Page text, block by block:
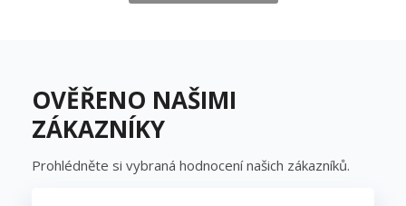
OVĚŘENO NAŠIMI
ZÁKAZNÍKY
Prohlédněte si vybraná hodnocení našich zákazníků.